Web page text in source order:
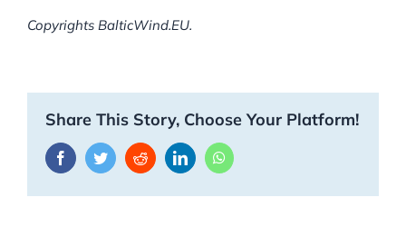
Copyrights BalticWind.EU.
Share This Story, Choose Your Platform!
FacebookTwitterRedditLinkedInWhatsApp